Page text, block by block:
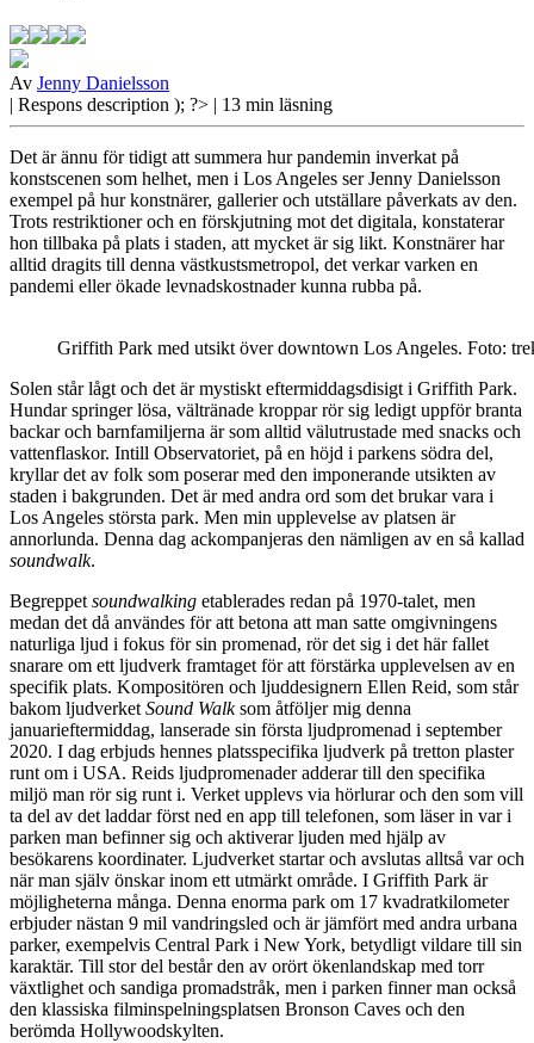
Av Jenny Danielsson
| Respons description ); ?> | 13 min läsning
Det är ännu för tidigt att summera hur pandemin inverkat på
konstscenen som helhet, men i Los Angeles ser Jenny Danielsson
exempel på hur konstnärer, gallerier och utställare påverkats av den.
Trots restriktioner och en förskjutning mot det digitala, konstaterar
hon tillbaka på plats i staden, att mycket är sig likt. Konstnärer har
alltid dragits till denna västkustsmetropol, det verkar varken en
pandemi eller ökade levnadskostnader kunna rubba på.
Griffith Park med utsikt över downtown Los Angeles. Foto:
Solen står lågtoch det är mystiskt eftermiddagsdisigt i Griffith Park.
Hundar springer lösa, vältränade kroppar rör sig ledigt uppför branta
backar och barnfamiljerna är som alltid välutrustade med snacks och
vattenflaskor. Intill Observatoriet, på en höjd i parkens södra del,
kryllar det av folk som poserar med den imponerande utsikten av
staden i bakgrunden. Det är med andra ord som det brukar vara i
Los Angeles största park. Men min upplevelse av platsen är
annorlunda. Denna dag ackompanjeras den nämligen av en så kallad
soundwalk.
Begreppetsoundwalking etablerades redan på 1970-talet, men
medan det då användes för att betona att man satte omgivningens
naturliga ljud i fokus för sin promenad, rör det sig i det här fallet
snarare om ett ljudverk framtaget för att förstärka upplevelsen av en
specifik plats. Kompositören och ljuddesignern Ellen Reid, som står
bakom ljudverketSound Walksom åtföljer mig denna
januarieftermiddag, lanserade sin första ljudpromenad i september
2020. I dag erbjuds hennes platsspecifika ljudverk på tretton plaster
runt om i USA. Reids ljudpromenader adderar till den specifika
miljö man rör sig runt i. Verket upplevs via hörlurar och den som vill
ta del av det laddar först ned en app till telefonen, som läser in var i
parken man befinner sig och aktiverar ljuden med hjälp av
besökarens koordinater. Ljudverket startar och avslutas alltså var och
när man själv önskar inom ett utmärkt område. I Griffith Park är
möjligheterna många. Denna enorma park om 17 kvadratkilometer
erbjuder nästan 9 mil vandringsled och är jämfört med andra urbana
parker, exempelvis Central Park i New York, betydligt vildare till sin
karaktär. Till stor del består den av orört ökenlandskap med torr
växtlighet och sandiga promadstråk, men i parken finner man också
den klassiska filminspelningsplatsen Bronson Caves och den
berömda Hollywoodskylten.